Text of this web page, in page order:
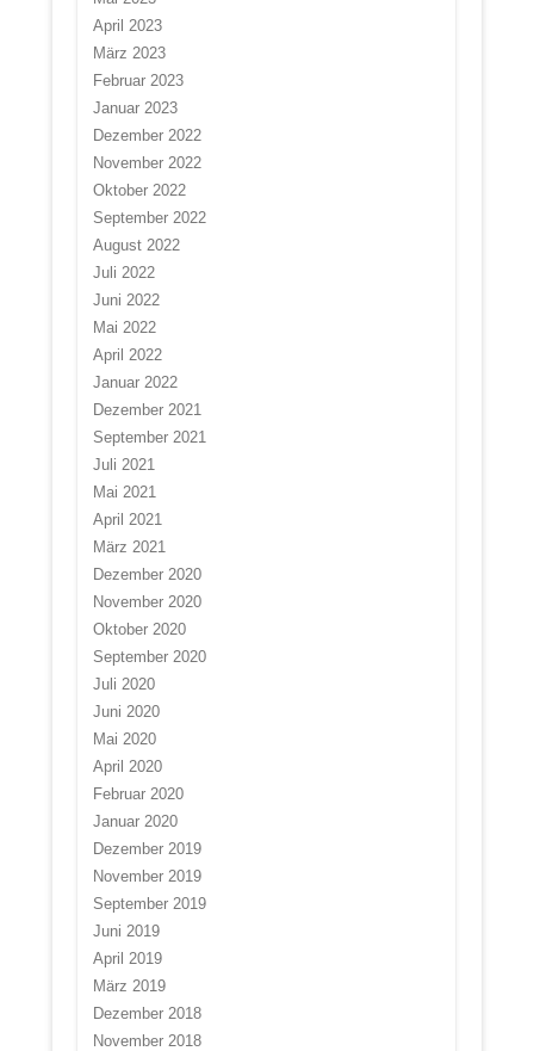
April 2023
März 2023
Februar 2023
Januar 2023
Dezember 2022
November 2022
Oktober 2022
September 2022
August 2022
Juli 2022
Juni 2022
Mai 2022
April 2022
Januar 2022
Dezember 2021
September 2021
Juli 2021
Mai 2021
April 2021
März 2021
Dezember 2020
November 2020
Oktober 2020
September 2020
Juli 2020
Juni 2020
Mai 2020
April 2020
Februar 2020
Januar 2020
Dezember 2019
November 2019
September 2019
Juni 2019
April 2019
März 2019
Dezember 2018
November 2018